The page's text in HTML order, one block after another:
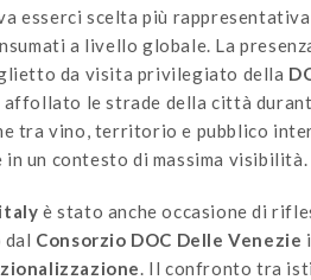
esserci scelta più
a livello globale. La
da visita privilegiato della
le strade della città
tra vino, territorio e pubblico
in un contesto di massima visibilità.
è stato anche occasione di
dal Consorzio DOC Delle Venezie
. Il confronto tra